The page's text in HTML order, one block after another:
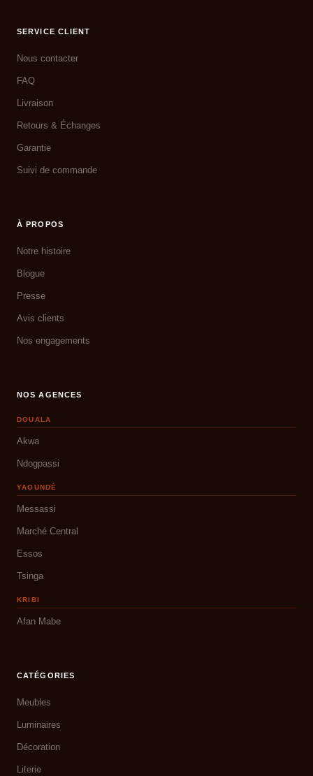
SERVICE CLIENT
Nous contacter
FAQ
Livraison
Retours & Échanges
Garantie
Suivi de commande
À PROPOS
Notre histoire
Blogue
Presse
Avis clients
Nos engagements
NOS AGENCES
DOUALA
Akwa
Ndogpassi
YAOUNDÉ
Messassi
Marché Central
Essos
Tsinga
KRIBI
Afan Mabe
CATÉGORIES
Meubles
Luminaires
Décoration
Literie